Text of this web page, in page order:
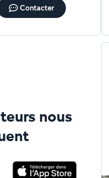
Contacter
nous